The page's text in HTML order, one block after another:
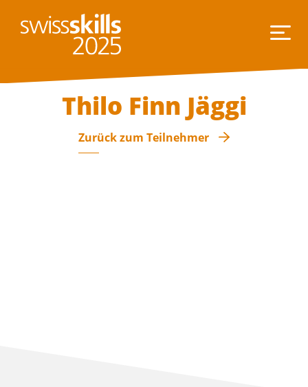
Thilo Finn Jäggi
Zurück zum Teilnehmer